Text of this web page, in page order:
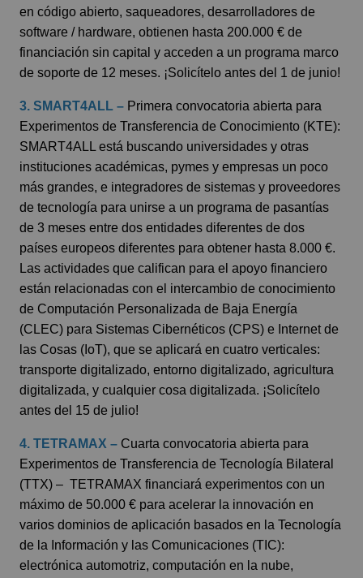
en código abierto, saqueadores, desarrolladores de
software / hardware, obtienen hasta 200.000 € de
financiación sin capital y acceden a un programa marco
de soporte de 12 meses. ¡Solicítelo antes del 1 de junio!
3. SMART4ALL – Primera convocatoria abierta para
Experimentos de Transferencia de Conocimiento (KTE):
SMART4ALL está buscando universidades y otras
instituciones académicas, pymes y empresas un poco
más grandes, e integradores de sistemas y proveedores
de tecnología para unirse a un programa de pasantías
de 3 meses entre dos entidades diferentes de dos
países europeos diferentes para obtener hasta 8.000 €.
Las actividades que califican para el apoyo financiero
están relacionadas con el intercambio de conocimiento
de Computación Personalizada de Baja Energía
(CLEC) para Sistemas Cibernéticos (CPS) e Internet de
las Cosas (IoT), que se aplicará en cuatro verticales:
transporte digitalizado, entorno digitalizado, agricultura
digitalizada, y cualquier cosa digitalizada. ¡Solicítelo
antes del 15 de julio!
4. TETRAMAX – Cuarta convocatoria abierta para
Experimentos de Transferencia de Tecnología Bilateral
(TTX) – TETRAMAX financiará experimentos con un
máximo de 50.000 € para acelerar la innovación en
varios dominios de aplicación basados ​​en la Tecnología
de la Información y las Comunicaciones (TIC):
electrónica automotriz, computación en la nube,